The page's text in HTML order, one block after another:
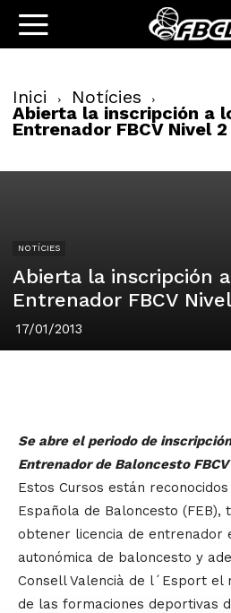
Inici Notícies
Abierta la inscripción a
Entrenador FBCV Nivel 2
NOTÍCIES
Abierta la inscripción
Entrenador FBCV
17/01/2013
Se abre el periodo de
Entrenador de Baloncesto
Estos Cursos están
Española de Baloncesto (FEB),
obtener licencia de entrenador
autonómica de baloncesto y
Consell Valencià de l´Esport el
de las formaciones deportivas